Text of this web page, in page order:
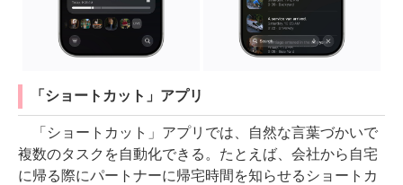
「ショートカット」アプリ
「ショートカット」アプリでは、自然な言葉づかいで
複数のタスクを自動化できる。たとえば、会社から自宅
に帰る際にパートナーに帰宅時間を知らせるショートカ